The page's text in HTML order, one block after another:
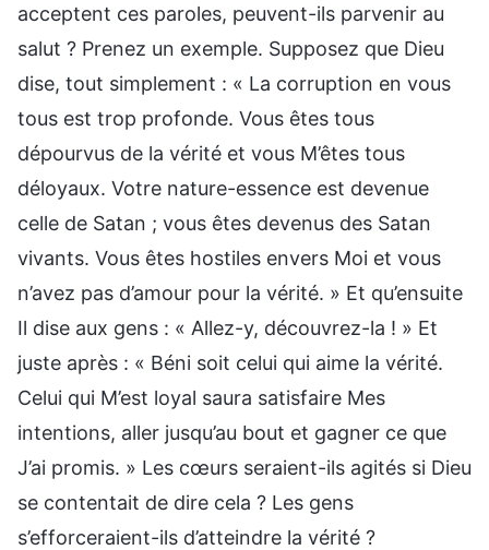
acceptent ces paroles, peuvent-ils parvenir au
salut ? Prenez un exemple. Supposez que Dieu
dise, tout simplement : « La corruption en vous
tous est trop profonde. Vous êtes tous
dépourvus de la vérité et vous M’êtes tous
déloyaux. Votre nature-essence est devenue
celle de Satan ; vous êtes devenus des Satan
vivants. Vous êtes hostiles envers Moi et vous
n’avez pas d’amour pour la vérité. » Et qu’ensuite
Il dise aux gens : « Allez-y, découvrez-la ! » Et
juste après : « Béni soit celui qui aime la vérité.
Celui qui M’est loyal saura satisfaire Mes
intentions, aller jusqu’au bout et gagner ce que
J’ai promis. » Les cœurs seraient-ils agités si Dieu
se contentait de dire cela ? Les gens
s’efforceraient-ils d’atteindre la vérité ?